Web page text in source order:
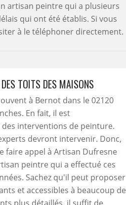
artisan peintre qui a plusieurs
qui ont été établis. Si vous
à le téléphoner directement.
TOITS DES MAISONS
à Bernot dans le 02120
En fait, il est
interventions de peinture.
devront intervenir. Donc,
faire appel à Artisan Dufresne
peintre qui a effectué ces
Sachez qu'il peut proposer
et accessibles à beaucoup de